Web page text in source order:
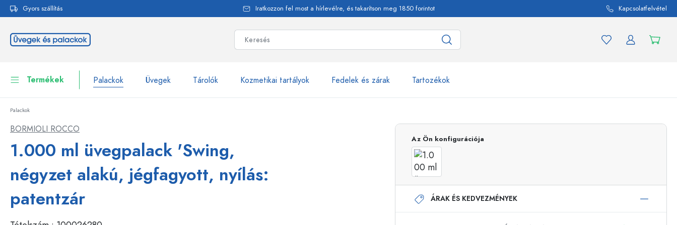
Ugrás a fő navigációhoz
Gyors szállítás Iratkozzon fel most a hírlevélre, és takarítson meg 1850 forintot Kapcsolatfelvétel
Termékek Palackok Üvegek Tárolók Kozmetikai tartályok Fedelek és zárak Tartozékok
Edények
Palackok márka szerint
WECK-palackok
Airless adagolók
Roll-on palackok
A befőttes üvegekhez
Palackok
BORMIOLI ROCCO
1.000 ml üvegpalack 'Swing,
négyzet alakú, jégfagyott, nyílás:
patentzár
Az Ön konfigurációja
ÁRAK ÉS KEDVEZMÉNYEK